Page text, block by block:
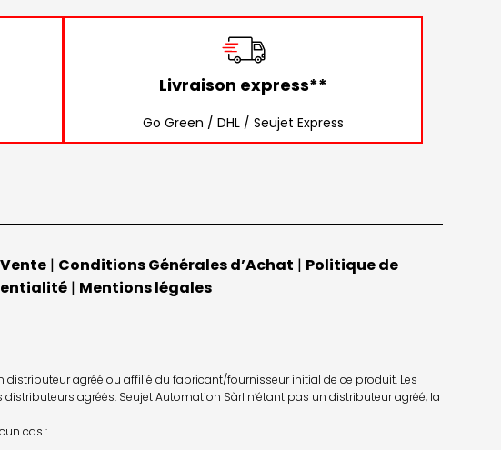
Livraison express**
Go Green / DHL / Seujet Express
| Conditions Générales d’Achat | Politique de
| Mentions légales
agréé ou affilié du fabricant/fournisseur initial de ce produit. Les
agréés. Seujet Automation Sàrl n’étant pas un distributeur agréé, la
cas :